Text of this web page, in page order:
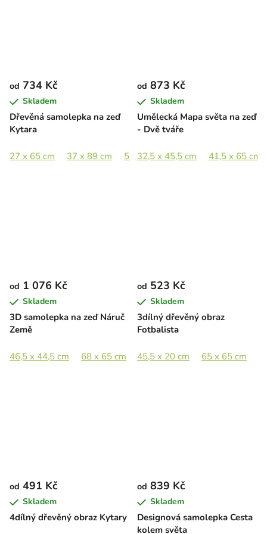
Dřevěná samolepka na zeď
Kytara
od 734 Kč
Skladem
27 x 65 cm 37 x 89 cm 55,5 x 133 cm
Umělecká Mapa světa na zeď
- Dvě tváře
od 873 Kč
Skladem
32,5 x 45,5 cm 41,5 x 65 cm
3D samolepka na zeď Náruč
Země
od 1 076 Kč
Skladem
46,5 x 44,5 cm 68 x 65 cm 89 x 85 cm
3dílný dřevěný obraz
Fotbalista
od 523 Kč
Skladem
45,5 x 20 cm 65 x 65 cm
4dílný dřevěný obraz Kytary
od 491 Kč
Skladem
Designová samolepka Cesta
kolem světa
od 839 Kč
Skladem